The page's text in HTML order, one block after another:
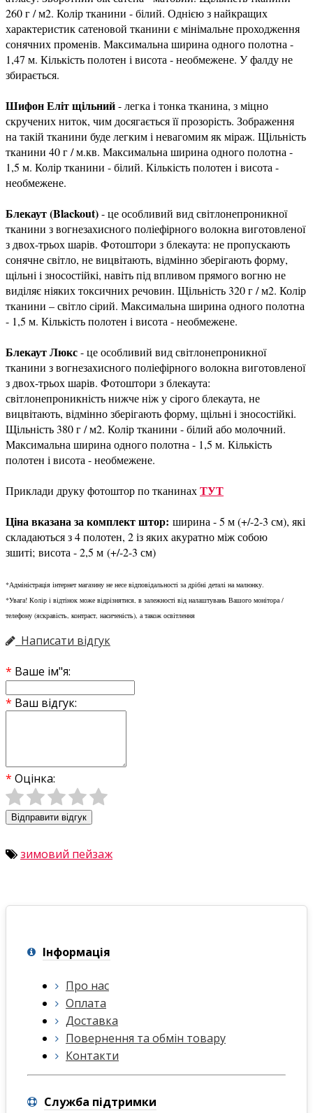
260 г / м2. Колір тканини - білий. Однією з найкращих
характеристик сатеновой тканини є мінімальне проходження
сонячних променів. Максимальна ширина одного полотна -
1,47 м. Кількість полотен і висота - необмежене. У фалду не
збирається.
Шифон Еліт щільний- легка і тонка тканина, з міцно
скручених ниток, чим досягається її прозорість. Зображення
на такій тканини буде легким і невагомим як міраж. Щільність
тканини 40 г / м.кв. Максимальна ширина одного полотна -
1,5 м. Колір тканини - білий. Кількість полотен і висота -
необмежене.
Блекаут (Blackout)- це особливий вид світлонепроникної
тканини з вогнезахисного поліефірного волокна виготовленої
з двох-трьох шарів. Фотоштори з блекаута: не пропускають
сонячне світло, не вицвітають, відмінно зберігають форму,
щільні і зносостійкі, навіть під впливом прямого вогню не
виділяє ніяких токсичних речовин. Щільність 320 г / м2. Колір
тканини – світло сірий. Максимальна ширина одного полотна
- 1,5 м. Кількість полотен і висота - необмежене.
Блекаут Люкс- це особливий вид світлонепроникної
тканини з вогнезахисного поліефірного волокна виготовленої
з двох-трьох шарів. Фотоштори з блекаута:
світлонепроникність нижче ніж у сірого блекаута, не
вицвітають, відмінно зберігають форму, щільні і зносостійкі.
Щільність 380 г / м2. Колір тканини - білий або молочний.
Максимальна ширина одного полотна - 1,5 м. Кількість
полотен і висота - необмежене.
Приклади друку фотоштор по тканинахТУТ
Ціна вказана за комплект штор: ширина - 5 м (+/-2-3 см), які
складаються з 4 полотен, 2 із яких акуратно між собою
зшиті; висота - 2,5 м (+/-2-3 см)
*Адміністрація інтернет магазину не несе відповідальності за дрібні деталі на малюнку.
*Увага! Колір і відтінок може відрізнятися, в залежності від налаштувань Вашого монітора /
телефону (яскравість, контраст, насиченість), а також освітлення
Написати відгук
Ваше ім"я:
Ваш відгук:
Оцінка:
Відправити відгук
зимовий пейзаж
Інформація
Про нас
Оплата
Доставка
Повернення та обмін товару
Контакти
Служба підтримки